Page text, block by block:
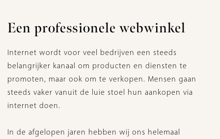
Een professionele webwinkel
Internet wordt voor veel bedrijven een steeds
belangrijker kanaal om producten en diensten te
promoten, maar ook om te verkopen. Mensen gaan
steeds vaker vanuit de luie stoel hun aankopen via
internet doen.
In de afgelopen jaren hebben wij ons helemaal